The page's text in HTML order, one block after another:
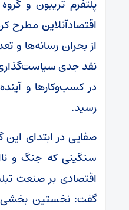
پلتفرم تریبون و گروه
اقتصادآنلاین مطرح
از بحران رسانه‌ها و
نقد جدی
در کسب‌وکار‌ها و
رسید.
صفایی در ابتدای این
سنگینی که جنگ و
اقتصادی بر صنعت
گفت: نخستین بخشی